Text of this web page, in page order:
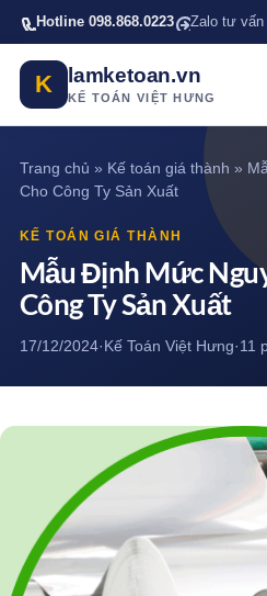
Bỏ qua tới nội dung chính
Hotline 098.868.0223 Zalo tư vấn
K lamketoan.vn
KẾ TOÁN VIỆT HƯNG
Trang chủ » Kế toán giá thành »
Cho Công Ty Sản Xuất
KẾ TOÁN GIÁ THÀNH
Mẫu Định Mức
Công Ty Sản Xuất
17/12/2024·Kế Toán Việt Hưng·11